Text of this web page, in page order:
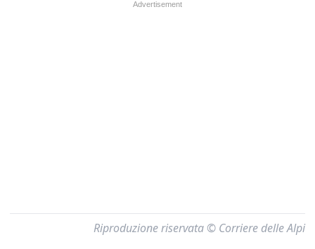
Riproduzione riservata © Corriere delle Alpi